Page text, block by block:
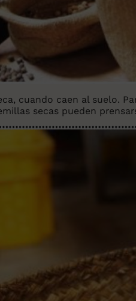
cuando caen al suelo.
secas pueden